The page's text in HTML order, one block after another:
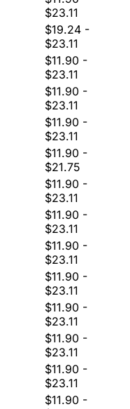
$23.11
$19.24 -
$23.11
$11.90 -
$23.11
$11.90 -
$23.11
$11.90 -
$23.11
$11.90 -
$21.75
$11.90 -
$23.11
$11.90 -
$23.11
$11.90 -
$23.11
$11.90 -
$23.11
$11.90 -
$23.11
$11.90 -
$23.11
$11.90 -
$23.11
$11.90 -